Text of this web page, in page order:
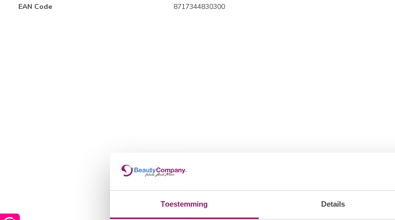
Toestemming Details
EAN Code 8717344830300